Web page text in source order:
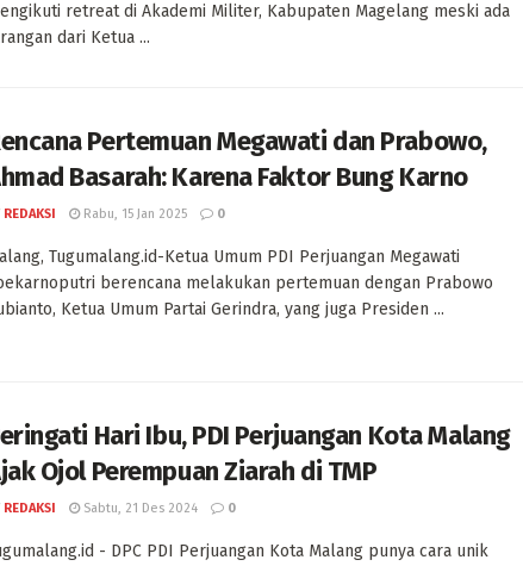
retreat di Akademi Militer, Kabupaten Magelang meski ada
dari Ketua ...
Pertemuan Megawati dan Prabowo,
Basarah: Karena Faktor Bung Karno
REDAKSI Rabu, 15 Jan 2025 0
Tugumalang.id-Ketua Umum PDI Perjuangan Megawati
berencana melakukan pertemuan dengan Prabowo
Ketua Umum Partai Gerindra, yang juga Presiden ...
Hari Ibu, PDI Perjuangan Kota Malang
Ojol Perempuan Ziarah di TMP
REDAKSI Sabtu, 21 Des 2024 0
- DPC PDI Perjuangan Kota Malang punya cara unik